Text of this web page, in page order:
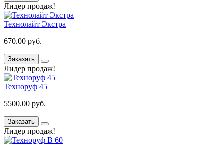
Лидер продаж!
Технолайт Экстра
670.00 руб.
Заказать
Лидер продаж!
Техноруф 45
5500.00 руб.
Заказать
Лидер продаж!